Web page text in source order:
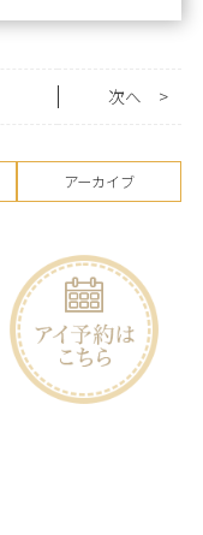
>
次へ
アーカイブ